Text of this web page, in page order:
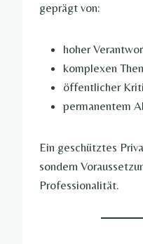
geprägt von:
hoher
komplexen
öffentlicher
permanentem
Ein geschütztes
sondern
Professionalität.